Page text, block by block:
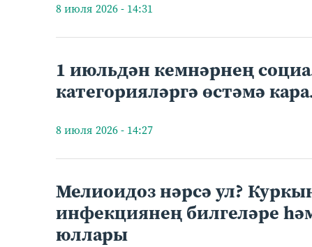
8 июля 2026 - 14:31
1 июльдән кемнәрнең
категорияләргә өстәмә
8 июля 2026 - 14:27
Мелиоидоз нәрсә ул?
инфекциянең билгеләре
юллары